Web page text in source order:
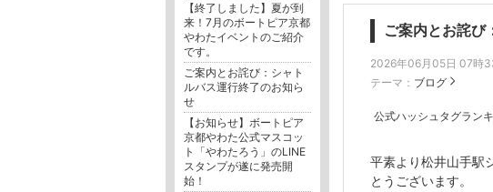
ご案内とお詫び
2026年06月05日 07時
テーマ： ブログ
公式ハッシュタグランキ
平素より松井山手駅
とうございます。
【終了しました】夏が到
来！7月のボートピア京都
やわたイベントのご紹介
です。
ご案内とお詫び：シャト
ルバス運行終了のお知ら
せ
【お知らせ】ボートピア
京都やわた公式マスコッ
ト「やわたろう」のLINE
スタンプが遂に発売開
始！